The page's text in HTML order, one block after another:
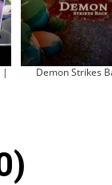
|
Demon Strikes